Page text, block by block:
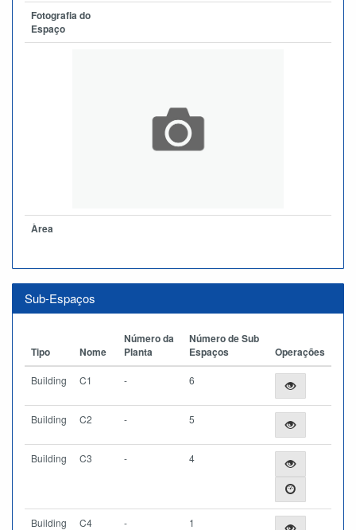
Fotografia do
Espaço
Àrea
Sub-Espaços
Tipo Nome
Número da
Planta
Número de Sub
Espaços
Operações
Building C1 - 6
Building C2 - 5
Building C3 - 4
Building C4 - 1